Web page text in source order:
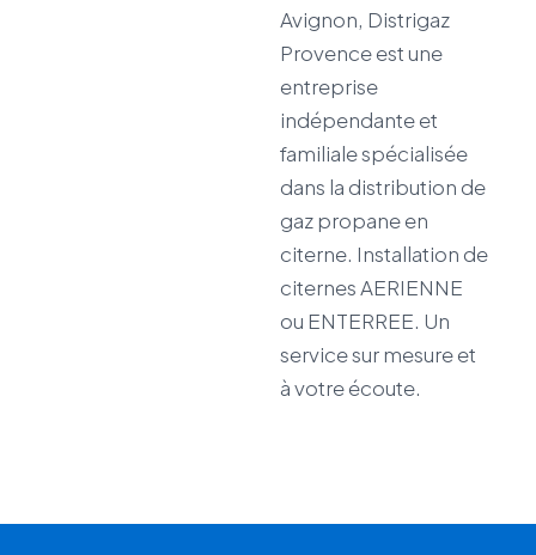
Avignon, Distrigaz
Provence est une
entreprise
indépendante et
familiale spécialisée
dans la distribution de
gaz propane en
citerne. Installation de
citernes AERIENNE
ou ENTERREE. Un
service sur mesure et
à votre écoute.